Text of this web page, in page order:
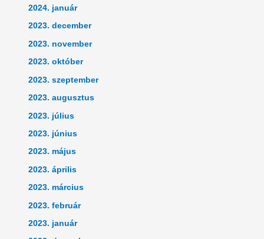
2024. január
2023. december
2023. november
2023. október
2023. szeptember
2023. augusztus
2023. július
2023. június
2023. május
2023. április
2023. március
2023. február
2023. január